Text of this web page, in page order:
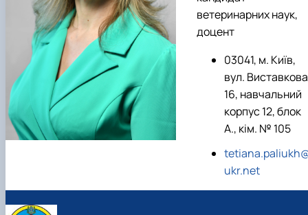
ветеринарних наук,
доцент
03041, м. Київ,
вул.
16, навчальний
корпус 12, блок
А., кім. № 105
ukr.net